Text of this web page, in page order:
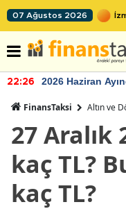
07 Ağustos 2026
22:26 2026 Haziran
FinansTaksi Altın ve
27 Aralık
kaç TL?
kaç TL?